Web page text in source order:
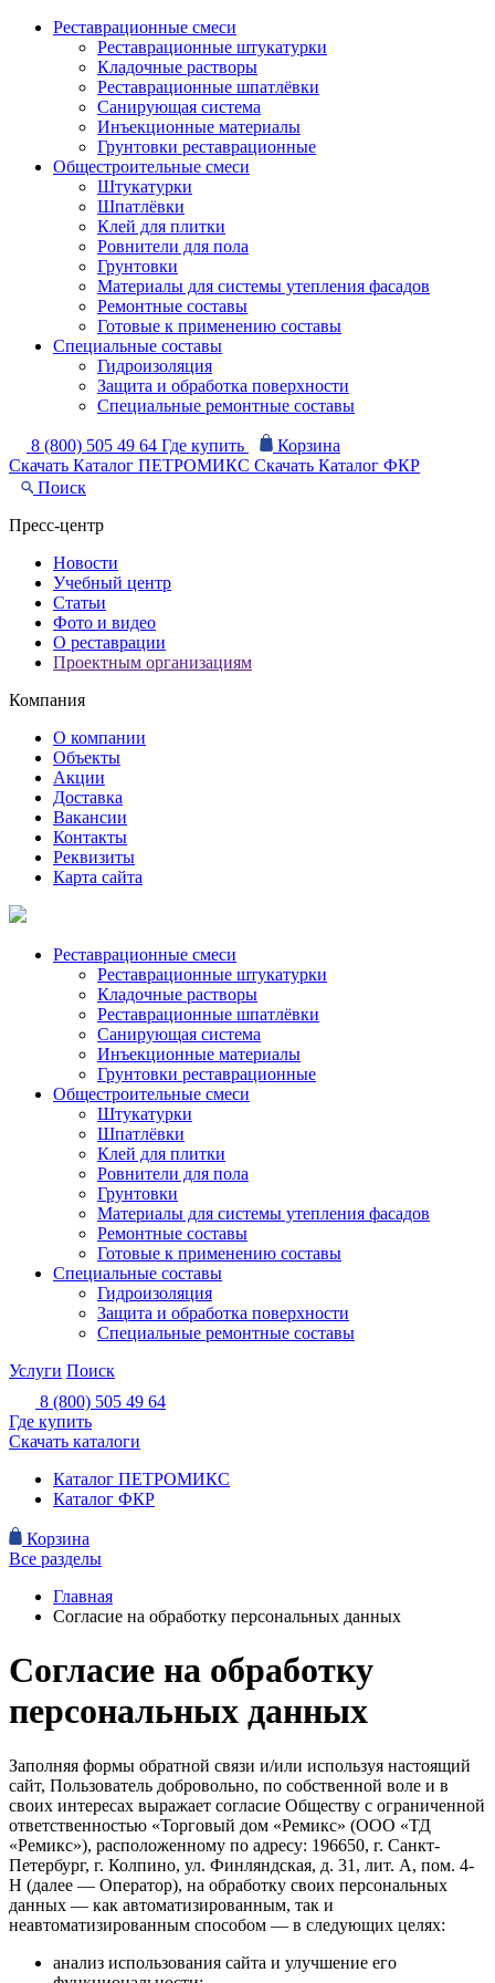
Реставрационные смеси
Реставрационные штукатурки
Кладочные растворы
Реставрационные шпатлёвки
Санирующая система
Инъекционные материалы
Грунтовки реставрационные
Общестроительные смеси
Штукатурки
Шпатлёвки
Клей для плитки
Ровнители для пола
Грунтовки
Материалы для системы утепления фасадов
Ремонтные составы
Готовые к применению составы
Специальные составы
Гидроизоляция
Защита и обработка поверхности
Специальные ремонтные составы
8 (800) 505 49 64 Где купить
Корзина
Скачать Каталог ПЕТРОМИКС Скачать Каталог ФКР
Поиск
Пресс-центр
Новости
Учебный центр
Статьи
Фото и видео
О реставрации
Проектным организациям
Компания
О компании
Объекты
Акции
Доставка
Вакансии
Контакты
Реквизиты
Карта сайта
Реставрационные смеси
Реставрационные штукатурки
Кладочные растворы
Реставрационные шпатлёвки
Санирующая система
Инъекционные материалы
Грунтовки реставрационные
Общестроительные смеси
Штукатурки
Шпатлёвки
Клей для плитки
Ровнители для пола
Грунтовки
Материалы для системы утепления фасадов
Ремонтные составы
Готовые к применению составы
Специальные составы
Гидроизоляция
Защита и обработка поверхности
Специальные ремонтные составы
Услуги Поиск
8 (800) 505 49 64
Где купить
Скачать каталоги
Каталог ПЕТРОМИКС
Каталог ФКР
Корзина
Все разделы
Главная
Согласие на обработку персональных данных
Согласие на обработку
персональных данных
Заполняя формы обратной связи и/или используя настоящий
сайт, Пользователь добровольно, по собственной воле и в
своих интересах выражает согласие Обществу с ограниченной
ответственностью «Торговый дом «Ремикс» (ООО «ТД
«Ремикс»), расположенному по адресу: 196650, г. Санкт-
Петербург, г. Колпино, ул. Финляндская, д. 31, лит. А, пом. 4-
Н (далее — Оператор), на обработку своих персональных
данных — как автоматизированным, так и
неавтоматизированным способом — в следующих целях:
анализ использования сайта и улучшение его